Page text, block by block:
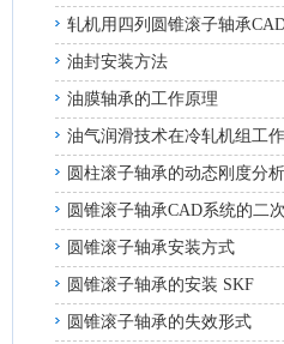
轧机用四列圆锥滚子轴承
油封安装方法
油膜轴承的工作原理
油气润滑技术在冷轧机组工
圆柱滚子轴承的动态刚度分析
圆锥滚子轴承CAD系统的二
圆锥滚子轴承安装方式
圆锥滚子轴承的安装 SKF
圆锥滚子轴承的失效形式